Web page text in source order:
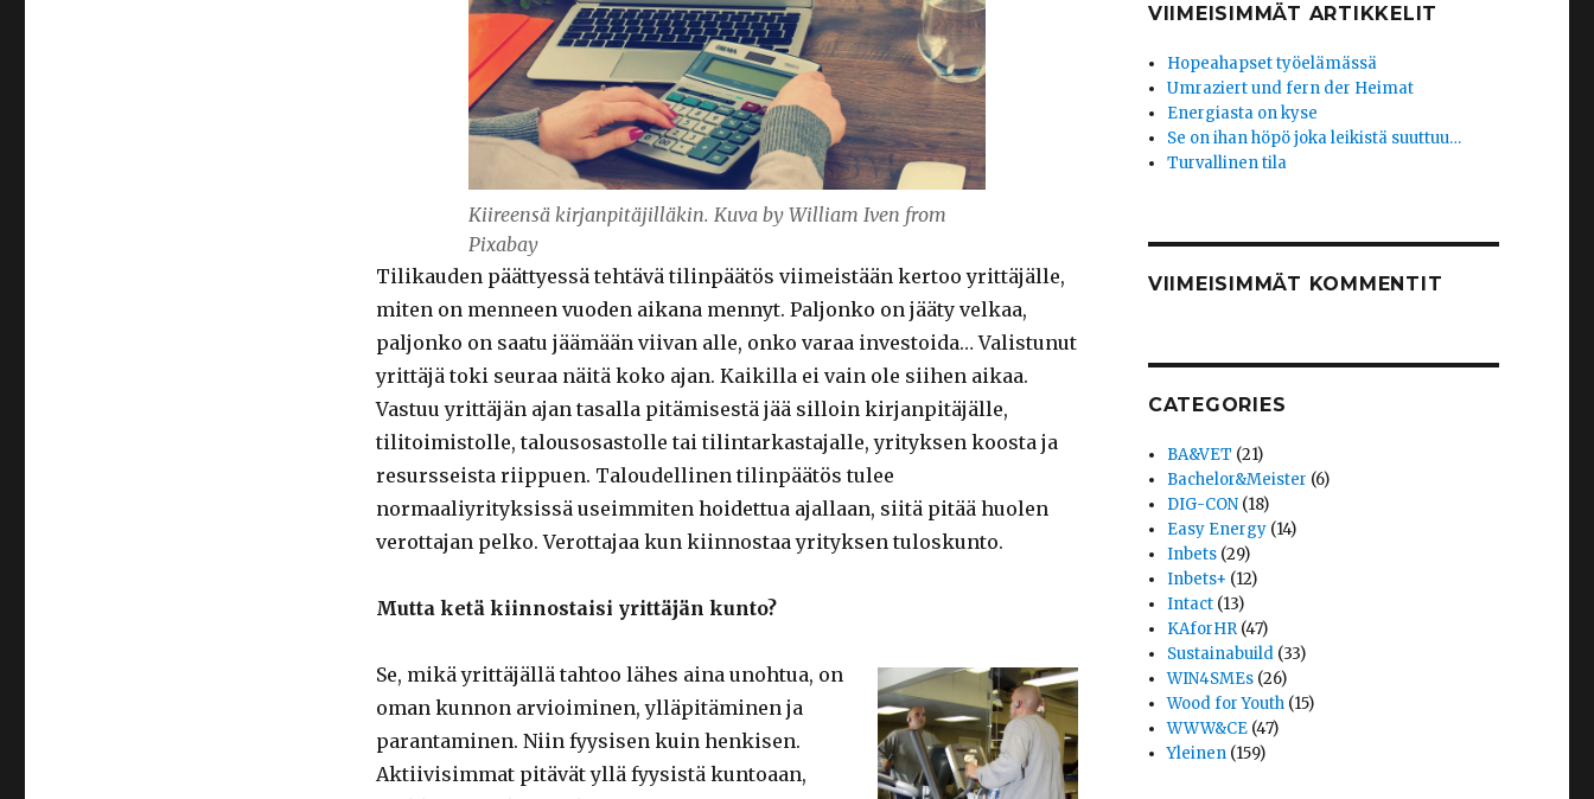
Kiireensä kirjanpitäjilläkin. Kuva by William Iven from
Pixabay
Tilikauden päättyessä tehtävä tilinpäätös viimeistään kertoo yrittäjälle,
miten on menneen vuoden aikana mennyt. Paljonko on jääty velkaa,
paljonko on saatu jäämään viivan alle, onko varaa investoida… Valistunut
yrittäjä toki seuraa näitä koko ajan. Kaikilla ei vain ole siihen aikaa.
Vastuu yrittäjän ajan tasalla pitämisestä jää silloin kirjanpitäjälle,
tilitoimistolle, talousosastolle tai tilintarkastajalle, yrityksen koosta ja
resursseista riippuen. Taloudellinen tilinpäätös tulee
normaaliyrityksissä useimmiten hoidettua ajallaan, siitä pitää huolen
verottajan pelko. Verottajaa kun kiinnostaa yrityksen tuloskunto.
Mutta ketä kiinnostaisi yrittäjän kunto?
Se, mikä yrittäjällä tahtoo lähes aina unohtua, on
oman kunnon arvioiminen, ylläpitäminen ja
parantaminen. Niin fyysisen kuin henkisen.
Aktiivisimmat pitävät yllä fyysistä kuntoaan,
VIIMEISIMMÄT ARTIKKELIT
Hopeahapset työelämässä
Umraziert und fern der Heimat
Energiasta on kyse
Se on ihan höpö joka leikistä suuttuu…
Turvallinen tila
VIIMEISIMMÄT KOMMENTIT
CATEGORIES
BA&VET (21)
Bachelor&Meister (6)
DIG-CON (18)
Easy Energy (14)
Inbets (29)
Inbets+ (12)
Intact (13)
KAforHR(47)
Sustainabuild (33)
WIN4SMEs (26)
Wood for Youth (15)
WWW&CE (47)
Yleinen (159)